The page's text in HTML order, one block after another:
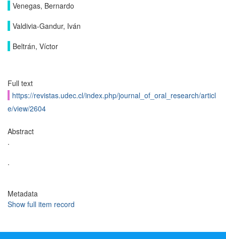
Venegas, Bernardo
Valdivia-Gandur, Iván
Beltrán, Víctor
Full text
https://revistas.udec.cl/index.php/journal_of_oral_research/articl
e/view/2604
Abstract
.
.
Metadata
Show full item record